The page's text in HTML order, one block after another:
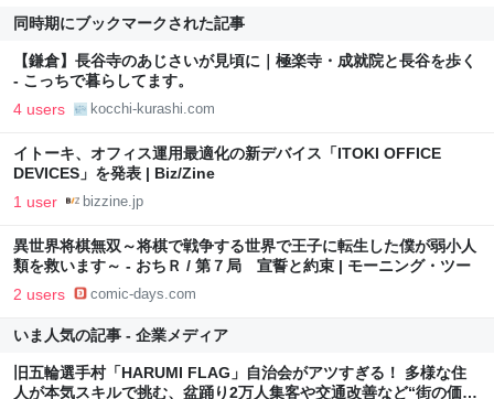
同時期にブックマークされた記事
【鎌倉】長谷寺のあじさいが見頃に｜極楽寺・成就院と長谷を歩く
- こっちで暮らしてます。
4 users kocchi-kurashi.com
イトーキ、オフィス運用最適化の新デバイス「ITOKI OFFICE
DEVICES」を発表 | Biz/Zine
1 user bizzine.jp
異世界将棋無双～将棋で戦争する世界で王子に転生した僕が弱小人
類を救います～ - おちＲ / 第７局 宣誓と約束 | モーニング・ツー
2 users comic-days.com
いま人気の記事 - 企業メディア
旧五輪選手村「HARUMI FLAG」自治会がアツすぎる！ 多様な住
人が本気スキルで挑む、盆踊り2万人集客や交通改善など“街の価値